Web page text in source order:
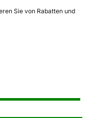
Sie von Rabatten und